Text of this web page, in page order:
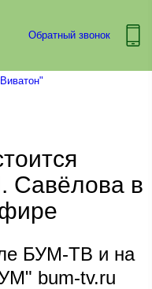
Обратный звонок
Савёлова в
БУМ-ТВ и на
bum-tv.ru